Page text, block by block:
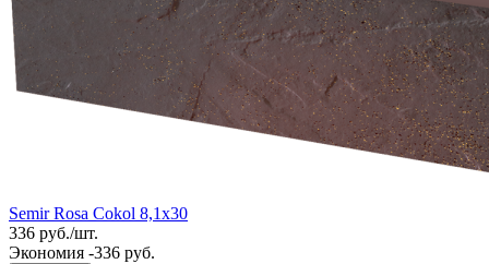
Semir Rosa Cokol 8,1x30
336 руб./шт.
Экономия -336 руб.